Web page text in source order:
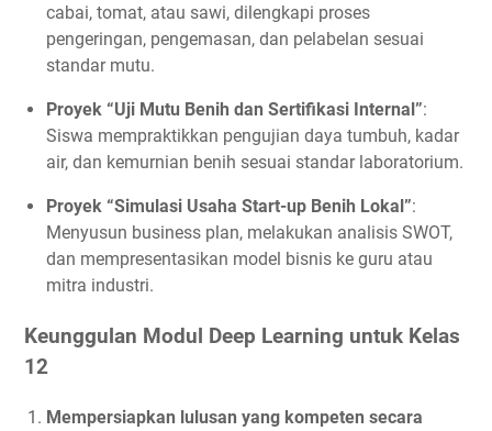
cabai, tomat, atau sawi, dilengkapi proses
pengeringan, pengemasan, dan pelabelan sesuai
standar mutu.
Proyek “Uji Mutu Benih dan Sertifikasi Internal”:
Siswa mempraktikkan pengujian daya tumbuh, kadar
air, dan kemurnian benih sesuai standar laboratorium.
Proyek “Simulasi Usaha Start-up Benih Lokal”:
Menyusun business plan, melakukan analisis SWOT,
dan mempresentasikan model bisnis ke guru atau
mitra industri.
Keunggulan Modul Deep Learning untuk Kelas
12
Mempersiapkan lulusan yang kompeten secara